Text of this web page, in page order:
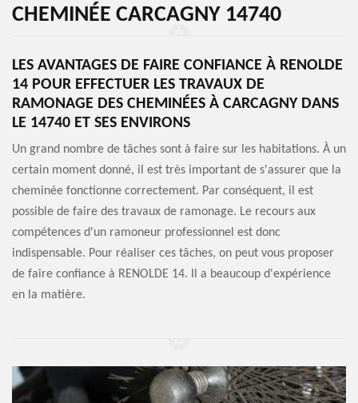
CHEMINÉE CARCAGNY 14740
LES AVANTAGES DE FAIRE CONFIANCE À RENOLDE
14 POUR EFFECTUER LES TRAVAUX DE
RAMONAGE DES CHEMINÉES À CARCAGNY DANS
LE 14740 ET SES ENVIRONS
Un grand nombre de tâches sont à faire sur les habitations. À un
certain moment donné, il est très important de s'assurer que la
cheminée fonctionne correctement. Par conséquent, il est
possible de faire des travaux de ramonage. Le recours aux
compétences d'un ramoneur professionnel est donc
indispensable. Pour réaliser ces tâches, on peut vous proposer
de faire confiance à RENOLDE 14. Il a beaucoup d'expérience
en la matière.